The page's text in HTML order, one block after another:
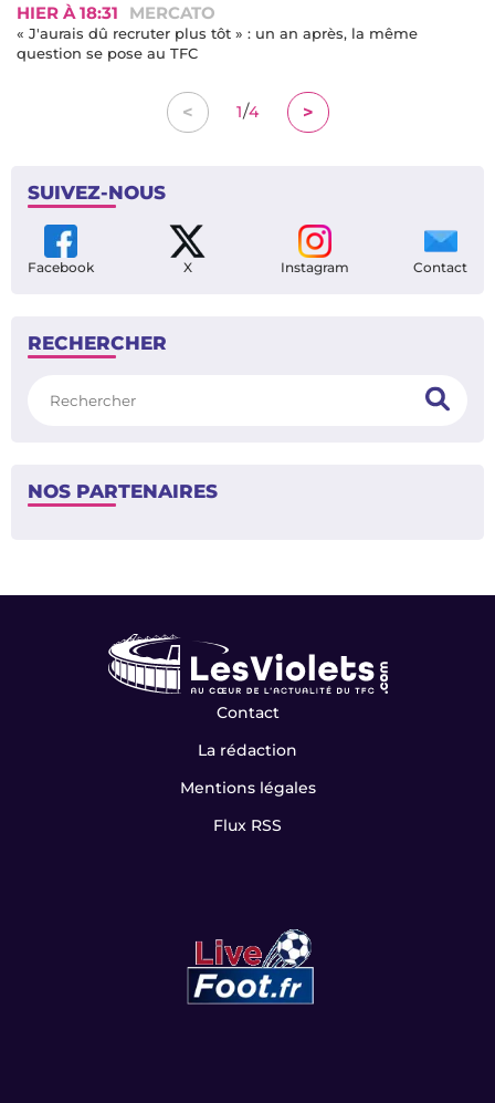
HIER À 18:31 MERCATO
« J'aurais dû recruter plus tôt » : un an après, la même
question se pose au TFC
< 1/4 >
SUIVEZ-NOUS
Facebook X Instagram Contact
RECHERCHER
NOS PARTENAIRES
Contact
La rédaction
Mentions légales
Flux RSS